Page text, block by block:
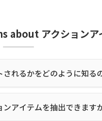
アクションア
れるかをどのように知る
アイテムを抽出できます